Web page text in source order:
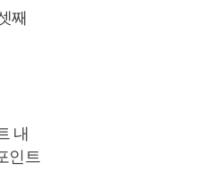
째
내
인트